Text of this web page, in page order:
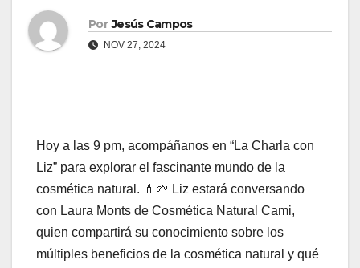
Por Jesús Campos
NOV 27, 2024
Hoy a las 9 pm, acompáñanos en “La Charla con
Liz” para explorar el fascinante mundo de la
cosmética natural. 💄🌱 Liz estará conversando
con Laura Monts de Cosmética Natural Cami,
quien compartirá su conocimiento sobre los
múltiples beneficios de la cosmética natural y qué